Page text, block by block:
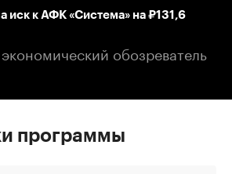
иск к АФК «Система» на ₽131,6
обозреватель
программы